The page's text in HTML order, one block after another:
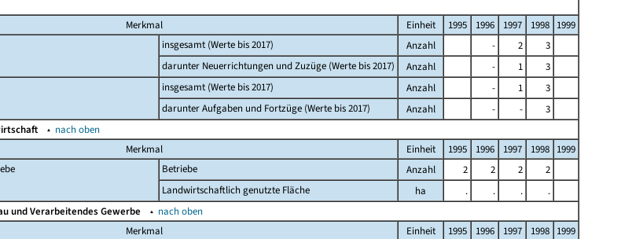
Merkmal Einheit 1995 1996 1997 1998
1999
insgesamt (Werte bis 2017) Anzahl - 2
3
darunter Neuerrichtungen und Zuzüge (Werte bis 2017)
Anzahl - 1
3
insgesamt (Werte bis 2017) Anzahl - 1
3
darunter Aufgaben und Fortzüge (Werte bis 2017)
Anzahl - -
3
▴ nach oben
Merkmal
Einheit 1995 1996 1997 1998
1999
Betriebe Anzahl 2 2 2
2
Landwirtschaftlich genutzte Fläche
ha . . .
.
und Verarbeitendes Gewerbe ▴ nach oben
Merkmal
Einheit 1995 1996 1997 1998
1999